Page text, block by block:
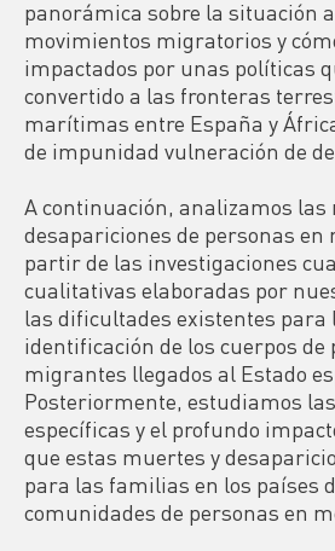
panorámica sobre la situación
movimientos migratorios y
impactados por unas políticas
convertido a las fronteras
marítimas entre España y
de impunidad vulneración de
A continuación, analizamos las
desapariciones de personas en
partir de las investigaciones
cualitativas elaboradas por
las dificultades existentes para
identificación de los cuerpos de
migrantes llegados al Estado
Posteriormente, estudiamos
específicas y el profundo
que estas muertes y
para las familias en los países
comunidades de personas en